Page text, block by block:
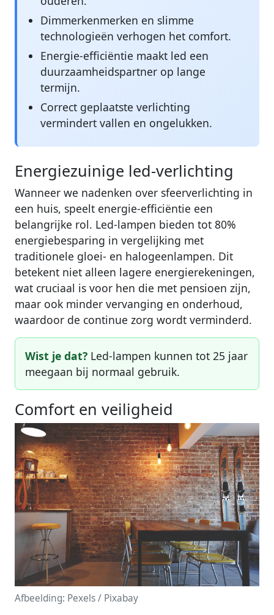
Dimmerkenmerken en slimme
technologieën verhogen het comfort.
Energie-efficiëntie maakt led een
duurzaamheidspartner op lange
termijn.
Correct geplaatste verlichting
vermindert vallen en ongelukken.
Energiezuinige led-verlichting
Wanneer we nadenken over sfeerverlichting in
een huis, speelt energie-efficiëntie een
belangrijke rol. Led-lampen bieden tot 80%
energiebesparing in vergelijking met
traditionele gloei- en halogeenlampen. Dit
betekent niet alleen lagere energierekeningen,
wat cruciaal is voor hen die met pensioen zijn,
maar ook minder vervanging en onderhoud,
waardoor de continue zorg wordt verminderd.
Wist je dat? Led-lampen kunnen tot 25 jaar
meegaan bij normaal gebruik.
Comfort en veiligheid
Afbeelding: Pexels / Pixabay